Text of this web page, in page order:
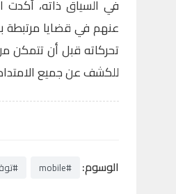
في السياق ذاته،
عنهم في قضايا مرتبطة
تحركاته قبل أن تتمكن
للكشف عن جميع
الوسوم: #mobile